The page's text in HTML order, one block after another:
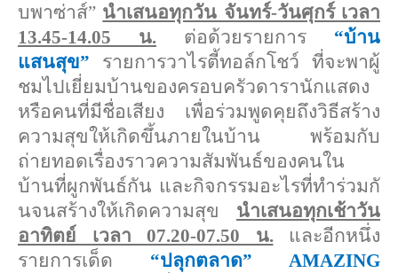
บพาซ่าส์” นำเสนอทุกวัน จันทร์-วันศุกร์ เวลา
13.45-14.05 น. ต่อด้วยรายการ “บ้าน
แสนสุข”
รายการวาไรตี้ทอล์กโชว์ ที่จะพาผู้
ชมไปเยี่ยมบ้านของครอบครัวดารานักแสดง
หรือคนที่มีชื่อเสียง เพื่อร่วมพูดคุยถึงวิธีสร้าง
ความสุขให้เกิดขึ้นภายในบ้าน พร้อมกับ
ถ่ายทอดเรื่องราวความสัมพันธ์ของคนใน
บ้านที่ผูกพันธ์กัน และกิจกรรมอะไรที่ทำร่วมกั
นจนสร้างให้เกิดความสุข นำเสนอทุกเช้าวัน
อาทิตย์ เวลา 07.20-07.50 น.และอีกหนึ่ง
รายการเด็ด “ปลุกตลาด” AMAZING